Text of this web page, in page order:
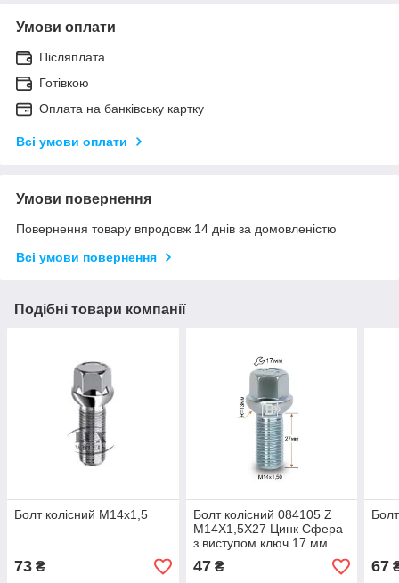
Умови оплати
Післяплата
Готівкою
Оплата на банківську картку
Всі умови оплати
Умови повернення
Повернення товару впродовж 14 днів за домовленістю
Всі умови повернення
Подібні товари компанії
Болт колісний M14x1,5
73 ₴
Болт колісний 084105 Z
M14X1,5X27 Цинк Сфера
з виступом ключ 17 мм
47₴ 67